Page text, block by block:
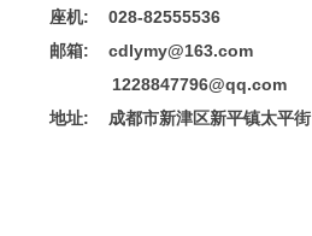
座机: 028-82555536
邮箱: cdlymy@163.com
1228847796@qq.com
地址: 成都市新津区新平镇太平街